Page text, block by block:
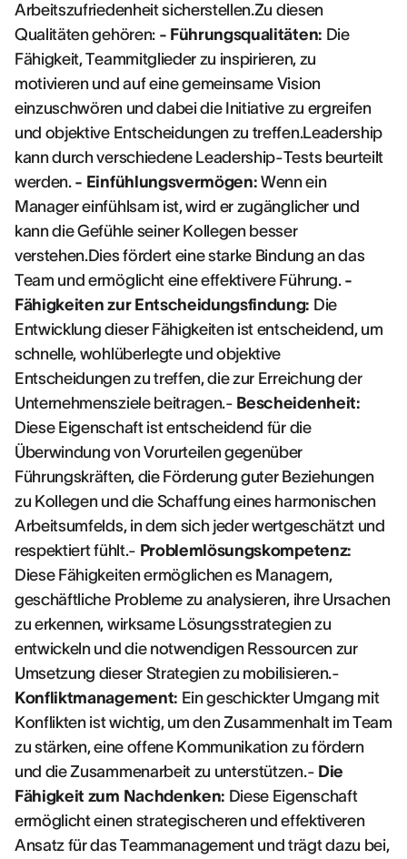
Arbeitszufriedenheit sicherstellen.Zu diesen
Qualitäten gehören: - Führungsqualitäten: Die
Fähigkeit, Teammitglieder zu inspirieren, zu
motivieren und auf eine gemeinsame Vision
einzuschwören und dabei die Initiative zu ergreifen
und objektive Entscheidungen zu treffen.Leadership
kann durch verschiedene Leadership-Tests beurteilt
werden. - Einfühlungsvermögen:Wenn ein
Manager einfühlsam ist, wird er zugänglicher und
kann die Gefühle seiner Kollegen besser
verstehen.Dies fördert eine starke Bindung an das
Team und ermöglicht eine effektivere Führung. -
Fähigkeiten zur Entscheidungsfindung: Die
Entwicklung dieser Fähigkeiten ist entscheidend, um
schnelle, wohlüberlegte und objektive
Entscheidungen zu treffen, die zur Erreichung der
Unternehmensziele beitragen.- Bescheidenheit:
Diese Eigenschaft ist entscheidend für die
Überwindung von Vorurteilen gegenüber
Führungskräften, die Förderung guter Beziehungen
zu Kollegen und die Schaffung eines harmonischen
Arbeitsumfelds, in dem sich jeder wertgeschätzt und
respektiert fühlt.- Problemlösungskompetenz:
Diese Fähigkeiten ermöglichen es Managern,
geschäftliche Probleme zu analysieren, ihre Ursachen
zu erkennen, wirksame Lösungsstrategien zu
entwickeln und die notwendigen Ressourcen zur
Umsetzung dieser Strategien zu mobilisieren.-
Konfliktmanagement: Ein geschickter Umgang mit
Konflikten ist wichtig, um den Zusammenhalt im Team
zu stärken, eine offene Kommunikation zu fördern
und die Zusammenarbeit zu unterstützen.- Die
Fähigkeit zum Nachdenken: Diese Eigenschaft
ermöglicht einen strategischeren und effektiveren
Ansatz für das Teammanagement und trägt dazu bei,